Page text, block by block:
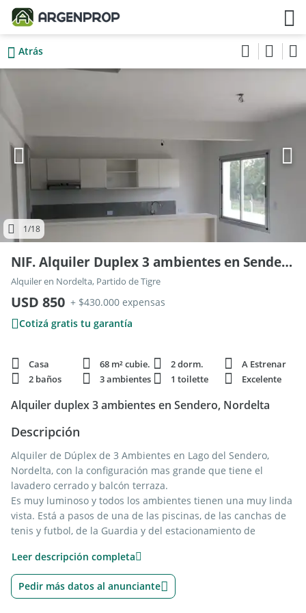
Atrás
1/18
NIF. Alquiler Duplex 3 ambientes en Sendero, Nordelta
Alquiler en Nordelta, Partido de Tigre
USD 850 + $430.000 expensas
Cotizá gratis tu garantía
Casa 68 m² cubie. 2 dorm.
A Estrenar
2 baños
3 ambientes 1 toilette Excelente
Alquiler duplex 3 ambientes en Sendero, Nordelta
Descripción
Alquiler de Dúplex de 3 Ambientes en Lago del Sendero,
Nordelta, con la configuración mas grande que tiene el
lavadero cerrado y balcón terraza.
Es muy luminoso y todos los ambientes tienen una muy linda
vista. Está a pasos de una de las piscinas, de las canchas de
tenis y futbol, de la Guardia y del estacionamiento de
El departamento tiene 2 dormitorios y un baño en la planta
alta. En la planta baja tiene un amplio living-comedor, cocina
Leer descripción completa
Pedir más datos al anunciante